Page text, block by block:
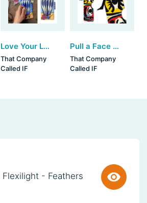
Love Your Lenses - Flower Vase (set van 3)
That Company
Called IF
Pull a Face Bookmarks - Abstract (set van 3)
That Company
Called IF
Flexilight - Feathers